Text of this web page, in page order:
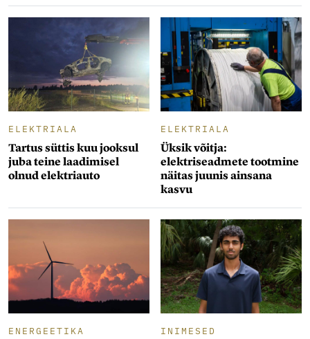
ELEKTRIALA
Tartus süttis kuu jooksul
juba teine laadimisel
olnud elektriauto
ELEKTRIALA
Üksik võitja:
elektriseadmete tootmine
näitas juunis ainsana
kasvu
ENERGEETIKA INIMESED